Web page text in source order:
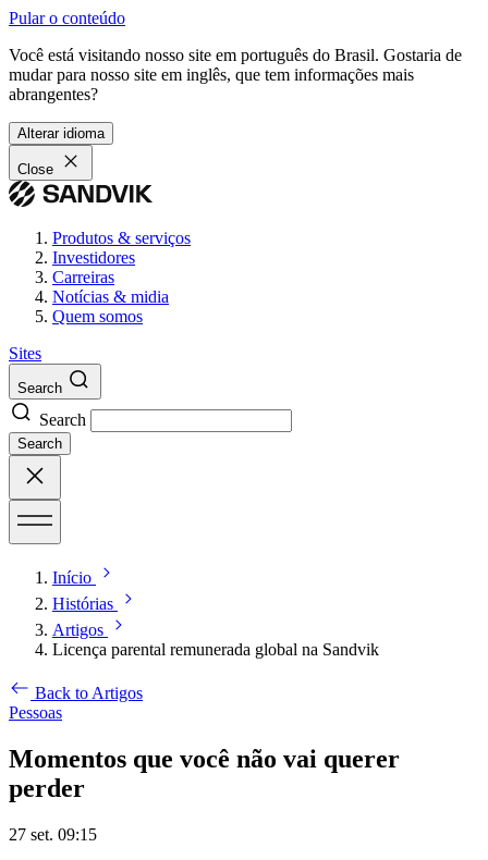
Pular o conteúdo
Você está visitando nosso site em português do Brasil. Gostaria de
mudar para nosso site em inglês, que tem informações mais
abrangentes?
Alterar idioma
Close
Produtos & serviços
Investidores
Carreiras
Notícias & midia
Quem somos
Sites
Search
Search
Search
Início
Histórias
Artigos
Licença parental remunerada global na Sandvik
Back to Artigos
Pessoas
Momentos que você não vai querer
perder
27 set. 09:15